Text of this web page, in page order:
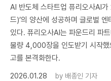
AI 반도체 스타트업 퓨리오사AI가
드)’의 양산에 성공하며 글로벌
있다. 퓨리오사AI는 파운드리 파
물량 4,000장을 인도받기 시작했
고를 본격화한다.
2026.01.28
by 배종인 기자